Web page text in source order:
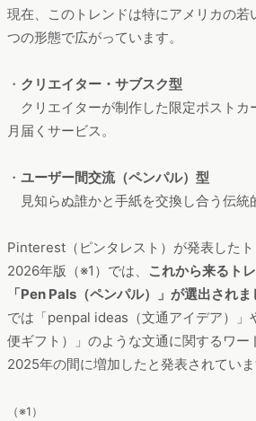
現在、このトレンドは特にアメリカの若
つの形態で広がっています。
・ クリエイター・サブスク型
クリエイターが制作した限定ポストカ
月届くサービス。
・ ユーザー間交流（ペンパル）型
見知らぬ誰かと手紙を交換し合う伝統
Pinterest（ピンタレスト）が発表した
2026年版（※1）では、 これから来るト
「Pen Pals（ペンパル）」が選出されま
では「penpal ideas（文通アイデア）
便ギフト）」のような文通に関するワ
2025年の間に増加したと発表されていま
（※1）